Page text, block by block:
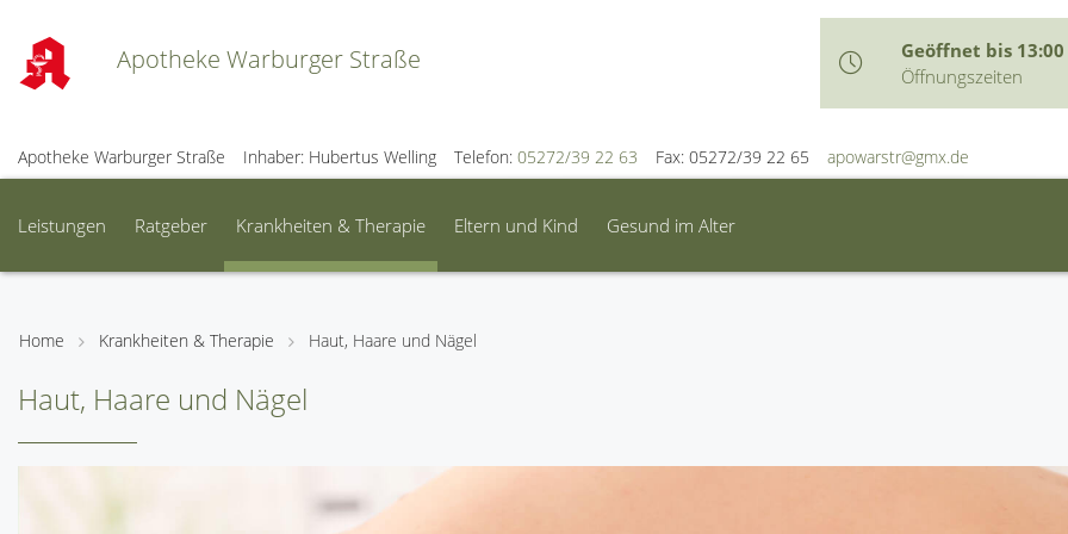
Apotheke Warburger Straße
Geöffnet bis
Öffnungszeiten
Apotheke Warburger Straße Inhaber: Hubertus Welling Telefon: 05272/39 22 63 Fax: 05272/39 22 65 apowarstr@gmx.de
Leistungen Ratgeber Krankheiten & Therapie Eltern und Kind Gesund im Alter
Home Krankheiten & Therapie Haut, Haare und Nägel
Haut, Haare und Nägel